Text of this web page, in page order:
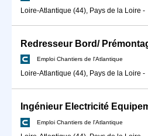
Loire-Atlantique (44), Pays de la Loire -
Redresseur Bord/
Emploi Chantiers de l'Atlantique
Loire-Atlantique (44), Pays de la Loire -
Emploi Chantiers de l'Atlantique